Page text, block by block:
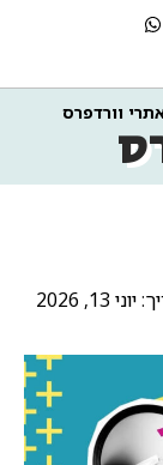
וורדפרס
13, 2026